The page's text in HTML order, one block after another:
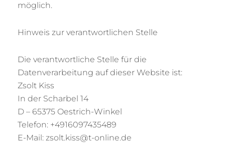
möglich.
Hinweis zur verantwortlichen Stelle
Die verantwortliche Stelle für die
Datenverarbeitung auf dieser Website ist:
Zsolt Kiss
In der Scharbel 14
D – 65375 Oestrich-Winkel
Telefon: +4916097435489
E-Mail: zsolt.kiss@t-online.de